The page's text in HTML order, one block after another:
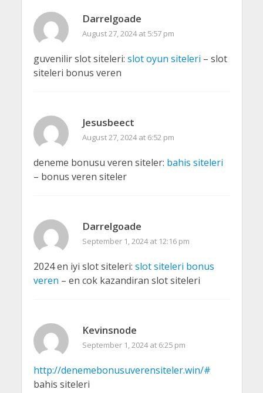
Darrelgoade
August 27, 2024 at 5:57 pm
guvenilir slot siteleri: slot oyun siteleri – slot
siteleri bonus veren
Jesusbeect
August 27, 2024 at 6:52 pm
deneme bonusu veren siteler: bahis siteleri
– bonus veren siteler
Darrelgoade
September 1, 2024 at 12:16 pm
2024 en iyi slot siteleri: slot siteleri bonus
veren – en cok kazandiran slot siteleri
Kevinsnode
September 1, 2024 at 6:25 pm
http://denemebonusuverensiteler.win/#
bahis siteleri